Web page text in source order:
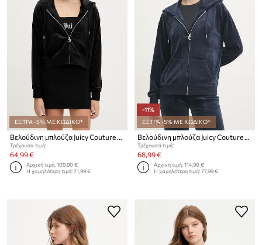
ΕΞΤΡΑ -5% ΜΕ ΚΩΔΙΚΟ*
Τρέχουσα τιμή:
64,99 €
Αρχική τιμή:109,90 €
Η χαμηλότερη τιμή:71,99 €
-11%
ΕΞΤΡΑ -5% ΜΕ ΚΩΔΙΚΟ*
Τρέχουσα τιμή:
68,99 €
Αρχική τιμή:114,90 €
Η χαμηλότερη τιμή:77,99 €